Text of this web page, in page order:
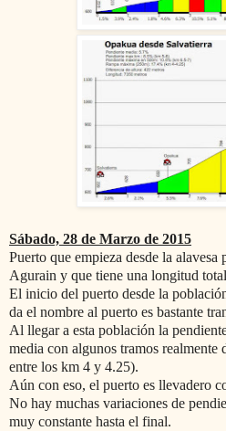
Sábado, 28 de Marzo de 2015
Puerto que empieza desde la
Agurain y que tiene una longitud
El inicio del puerto desde la
da el nombre al puerto es bastante
Al llegar a esta población la
media con algunos tramos realmente
entre los km 4 y 4.25).
Aún con eso, el puerto es llevadero
No hay muchas variaciones de
muy constante hasta el final.